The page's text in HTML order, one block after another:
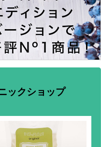
ックショップ